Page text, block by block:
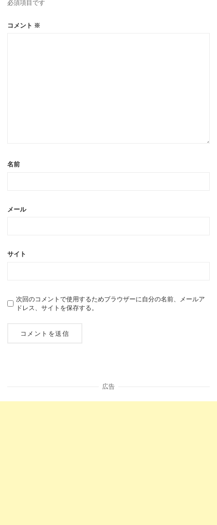
必須項目です
コメント ※
名前
メール
サイト
次回のコメントで使用するためブラウザーに自分の名前、メールア
ドレス、サイトを保存する。
広告